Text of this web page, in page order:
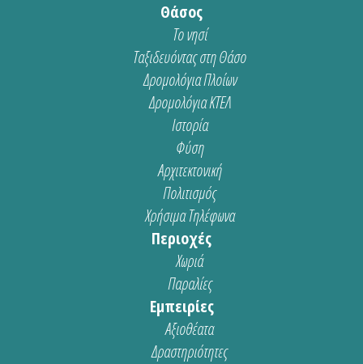
Θάσος
Το νησί
Ταξιδευόντας στη Θάσο
Δρομολόγια Πλοίων
Δρομολόγια ΚΤΕΛ
Ιστορία
Φύση
Αρχιτεκτονική
Πολιτισμός
Χρήσιμα Τηλέφωνα
Περιοχές
Χωριά
Παραλίες
Εμπειρίες
Αξιοθέατα
Δραστηριότητες